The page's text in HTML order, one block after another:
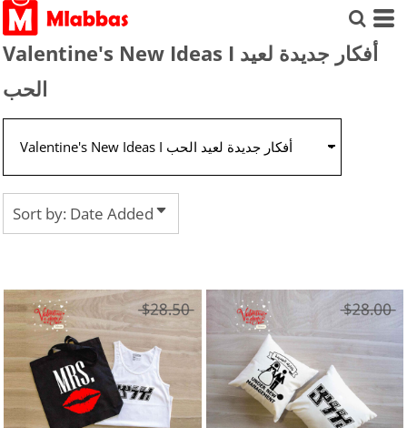
Valentine's New Ideas I أفكار جديدة لعيد
الحب
Sort by: Date Added
Default
Price: Lowest First
Price: Highest First
Date Added